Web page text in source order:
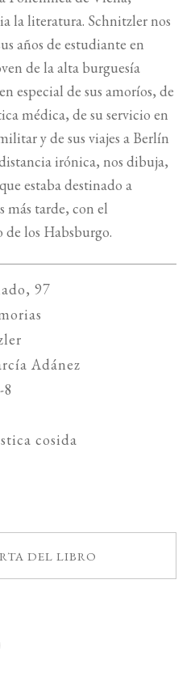
la literatura. Schnitzler nos
años de estudiante en
de la alta burguesía
especial de sus amoríos, de
médica, de su servicio en
y de sus viajes a Berlín
irónica, nos dibuja,
estaba destinado a
más tarde, con el
los Habsburgo.
, 97
Adánez
cosida
DEL LIBRO